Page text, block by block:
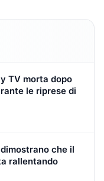
TV morta dopo
le riprese di
che il
rallentando